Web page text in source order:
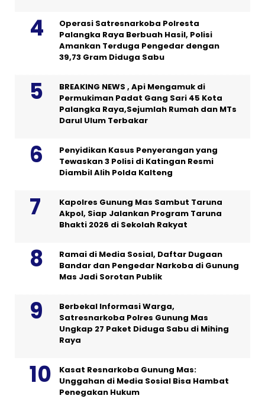
Operasi Satresnarkoba Polresta
Palangka Raya Berbuah Hasil, Polisi
Amankan Terduga Pengedar dengan
39,73 Gram Diduga Sabu
BREAKING NEWS , Api Mengamuk di
Permukiman Padat Gang Sari 45 Kota
Palangka Raya,Sejumlah Rumah dan MTs
Darul Ulum Terbakar
Penyidikan Kasus Penyerangan yang
Tewaskan 3 Polisi di Katingan Resmi
Diambil Alih Polda Kalteng
Kapolres Gunung Mas Sambut Taruna
Akpol, Siap Jalankan Program Taruna
Bhakti 2026 di Sekolah Rakyat
Ramai di Media Sosial, Daftar Dugaan
Bandar dan Pengedar Narkoba di Gunung
Mas Jadi Sorotan Publik
Berbekal Informasi Warga,
Satresnarkoba Polres Gunung Mas
Ungkap 27 Paket Diduga Sabu di Mihing
Raya
Kasat Resnarkoba Gunung Mas:
Unggahan di Media Sosial Bisa Hambat
Penegakan Hukum